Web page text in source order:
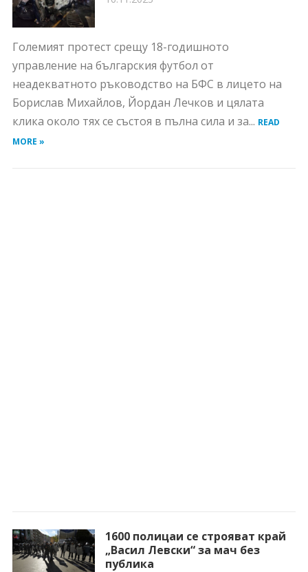
Големият протест срещу 18-годишното
управление на българския футбол от
неадекватното ръководство на БФС в лицето на
Борислав Михайлов, Йордан Лечков и цялата
клика около тях се състоя в пълна сила и за... READ
MORE »
1600 полицаи се строяват край
„Васил Левски“ за мач без
публика